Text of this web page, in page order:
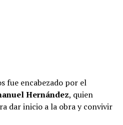
fue encabezado por el
Hernández, quien
dar inicio a la obra y convivir